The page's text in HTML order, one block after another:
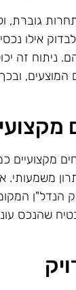
גוברת,
אילו
ניתוח זה
המוצעים,
מקצועיים
משמעותי.
הנדל"ן
שהנכס